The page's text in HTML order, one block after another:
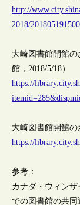
http://
2018/
大崎図書館開館
館，2018/5/18）
https://
大崎図書館開館
https://
参考：
カナダ・ウィン
での図書館の共